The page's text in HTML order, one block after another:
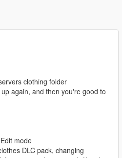
clothing folder
again, and then you're good to
mode
DLC pack, changing